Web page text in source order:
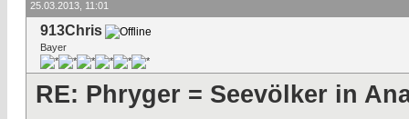
25.03.2013, 11:01
913Chris
Bayer
RE: Phryger = Seevölker in